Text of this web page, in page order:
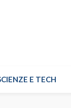
E TECH